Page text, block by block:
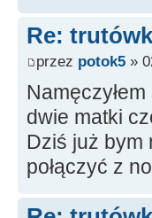
Re:
przez potok5 »
dwie matki
Dziś już bym
połączyć z